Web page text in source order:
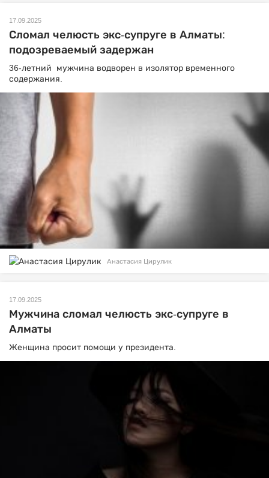
17.09.2025
Сломал челюсть экс-супруге в Алматы:
подозреваемый задержан
36-летний мужчина водворен в изолятор временного
содержания.
Анастасия Цирулик
17.09.2025
Мужчина сломал челюсть экс-супруге в
Алматы
Женщина просит помощи у президента.